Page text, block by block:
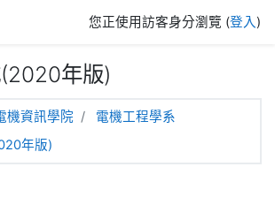
您正使用訪客身分瀏覽 (登入)
年版)
機資訊學院
電機工程學系
年版)